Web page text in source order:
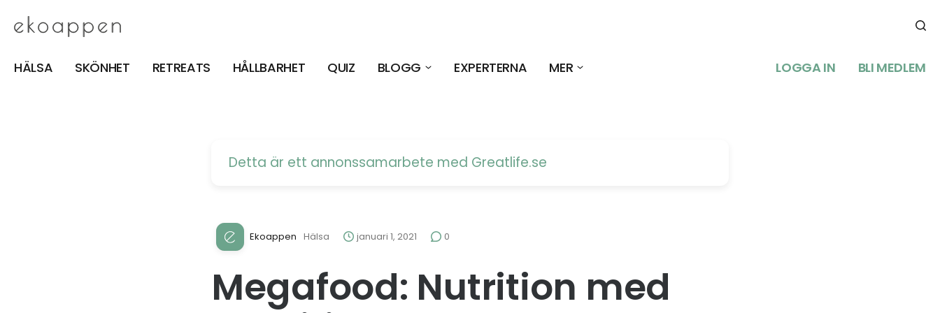
HÄLSA SKÖNHET RETREATS HÅLLBARHET QUIZ BLOGG EXPERTERNA MER LOGGA IN BLI MEDLEM
Detta är ett annonssamarbete med Greatlife.se
Ekoappen Hälsa januari 1, 2021 0
Megafood: Nutrition med